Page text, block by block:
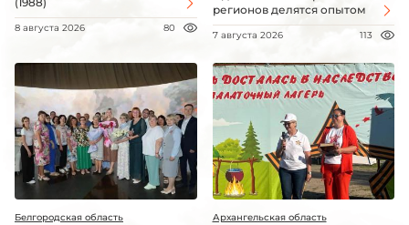
8 августа 2026 80
регионов делятся опытом
7 августа 2026 113
Белгородская область Архангельская область